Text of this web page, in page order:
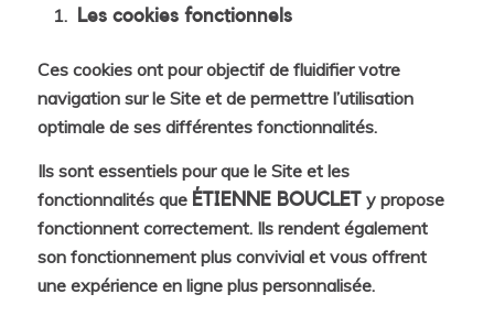
Les cookies fonctionnels
Ces cookies ont pour objectif de fluidifier votre
navigation sur le Site et de permettre l’utilisation
optimale de ses différentes fonctionnalités.
Ils sont essentiels pour que le Site et les
fonctionnalités que ÉTIENNE BOUCLET y propose
fonctionnent correctement. Ils rendent également
son fonctionnement plus convivial et vous offrent
une expérience en ligne plus personnalisée.